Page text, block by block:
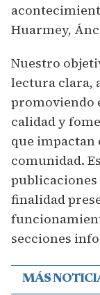
Huarmey,
Nuestro
lectura clara,
promoviendo
calidad y
que impactan
comunidad.
finalidad
secciones
MÁS